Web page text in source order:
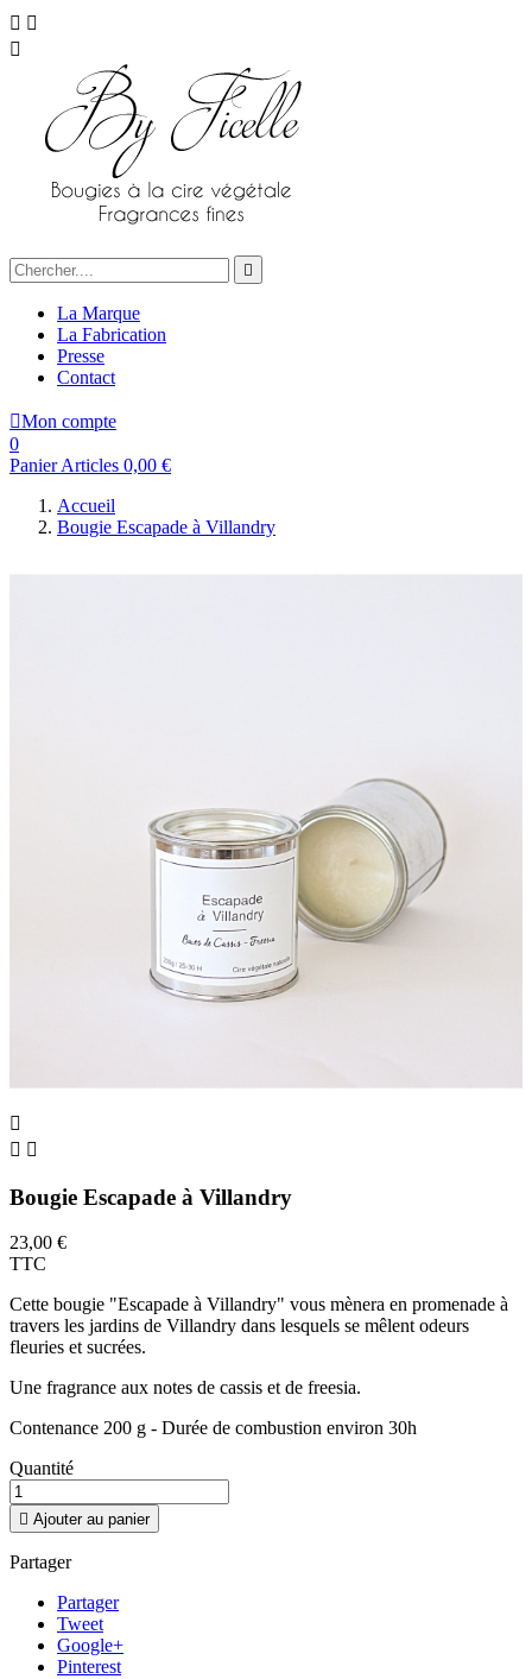
 


La Marque
La Fabrication
Presse
Contact
Mon compte
0
Panier Articles 0,00 €
Accueil
Bougie Escapade à Villandry

 
Bougie Escapade à Villandry
23,00 €
TTC
Cette bougie "Escapade à Villandry" vous mènera en promenade à
travers les jardins de Villandry dans lesquels se mêlent odeurs
fleuries et sucrées.
Une fragrance aux notes de cassis et de freesia.
Contenance 200 g - Durée de combustion environ 30h
Quantité
 Ajouter au panier
Partager
Partager
Tweet
Google+
Pinterest